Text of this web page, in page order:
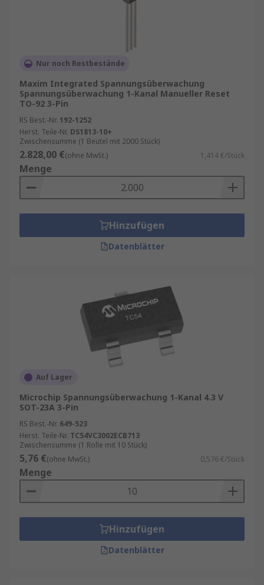
Nur noch Restbestände
Maxim Integrated Spannungsüberwachung
Spannungsüberwachung 1-Kanal Manueller Reset
TO-92 3-Pin
RS Best.-Nr. 192-1252
Herst. Teile-Nr. DS1813-10+
Zwischensumme (1 Beutel mit 2000 Stück)
2.828,00 €(ohne MwSt.) 1,414 €/Stück
Menge
Hinzufügen
Datenblätter
Auf Lager
Microchip Spannungsüberwachung 1-Kanal 4.3 V
SOT-23A 3-Pin
RS Best.-Nr. 649-523
Herst. Teile-Nr. TC54VC3002ECB713
Zwischensumme (1 Rolle mit 10 Stück)
5,76 €(ohne MwSt.) 0,576 €/Stück
Menge
Hinzufügen
Datenblätter